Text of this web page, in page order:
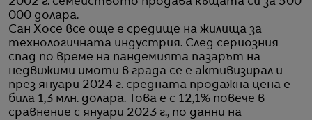
000 долара.
Сан Хосе все още е средище на жилища за
технологичната индустрия. След сериозния
спад по време на пандемията пазарът на
недвижими имоти в града се е активизирал и
през януари 2024 г. средната продажна цена е
била 1,3 млн. долара. Това е с 12,1% повече в
сравнение с януари 2023 г., по данни на